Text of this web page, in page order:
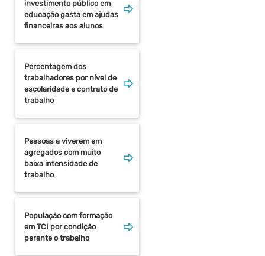
investimento público em
educação gasta em ajudas
financeiras aos alunos
Percentagem dos
trabalhadores por nível de
escolaridade e contrato de
trabalho
Pessoas a viverem em
agregados com muito
baixa intensidade de
trabalho
População com formação
em TCI por condição
perante o trabalho